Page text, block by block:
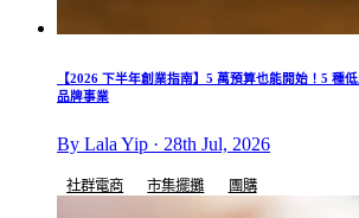
【2026 下半年創業指南】5 萬預算也能開始！5 種
品牌事業
By Lala Yip · 28th Jul, 2026
社群電商 市集擺攤 團購